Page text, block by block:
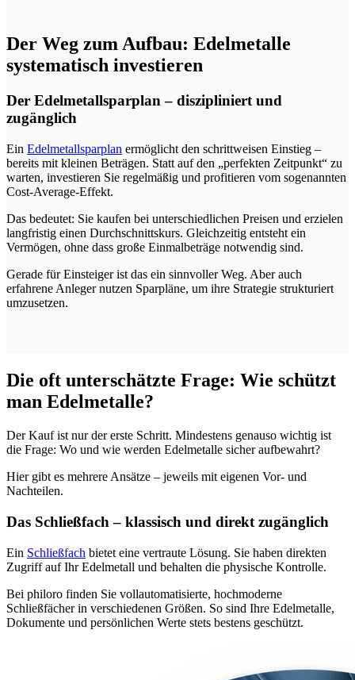
Der Weg zum Aufbau: Edelmetalle
systematisch investieren
Der Edelmetallsparplan – diszipliniert und
zugänglich
Ein Edelmetallsparplan ermöglicht den schrittweisen Einstieg –
bereits mit kleinen Beträgen. Statt auf den „perfekten Zeitpunkt“ zu
warten, investieren Sie regelmäßig und profitieren vom sogenannten
Cost-Average-Effekt.
Das bedeutet: Sie kaufen bei unterschiedlichen Preisen und erzielen
langfristig einen Durchschnittskurs. Gleichzeitig entsteht ein
Vermögen, ohne dass große Einmalbeträge notwendig sind.
Gerade für Einsteiger ist das ein sinnvoller Weg. Aber auch
erfahrene Anleger nutzen Sparpläne, um ihre Strategie strukturiert
umzusetzen.
Die oft unterschätzte Frage: Wie schützt
man Edelmetalle?
Der Kauf ist nur der erste Schritt. Mindestens genauso wichtig ist
die Frage: Wo und wie werden Edelmetalle sicher aufbewahrt?
Hier gibt es mehrere Ansätze – jeweils mit eigenen Vor- und
Nachteilen.
Das Schließfach – klassisch und direkt zugänglich
Ein Schließfach bietet eine vertraute Lösung. Sie haben direkten
Zugriff auf Ihr Edelmetall und behalten die physische Kontrolle.
Bei philoro finden Sie vollautomatisierte, hochmoderne
Schließfächer in verschiedenen Größen. So sind Ihre Edelmetalle,
Dokumente und persönlichen Werte stets bestens geschützt.